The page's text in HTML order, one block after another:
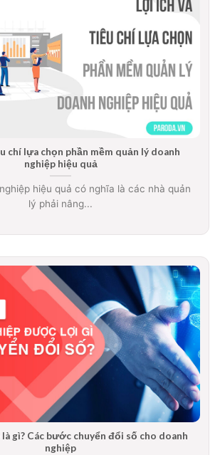
chí lựa chọn phần mềm quản lý doanh
nghiệp hiệu quả
hiệu quả có nghĩa là các nhà quản
lý phải nâng...
gì? Các bước chuyển đổi số cho doanh
nghiệp